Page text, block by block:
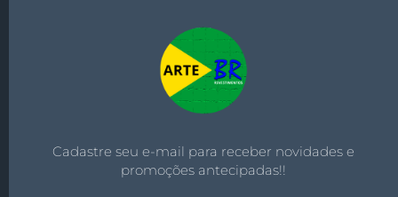
Cadastre seu e-mail para receber novidades e
promoções antecipadas!!